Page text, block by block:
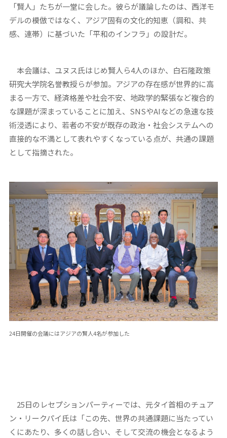
「賢人」たちが一堂に会した。彼らが議論したのは、西洋モ
デルの模倣ではなく、アジア固有の文化的知恵（調和、共
感、連帯）に基づいた「平和のインフラ」の設計だ。
本会議は、ユヌス氏はじめ賢人ら4人のほか、白石隆政策
研究大学院名誉教授らが参加。アジアの存在感が世界的に高
まる一方で、経済格差や社会不安、地政学的緊張など複合的
な課題が深まっていることに加え、SNSやAIなどの急速な技
術浸透により、若者の不安が既存の政治・社会システムへの
直接的な不満として表れやすくなっている点が、共通の課題
として指摘された。
24日開催の会議にはアジアの賢人4名が参加した
25日のレセプションパーティーでは、元タイ首相のチュア
ン・リークパイ氏は「この先、世界の共通課題に当たってい
くにあたり、多くの話し合い、そして交流の機会となるよう